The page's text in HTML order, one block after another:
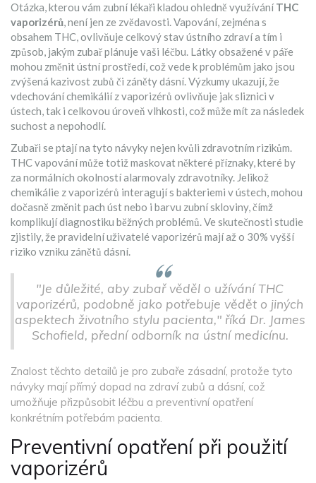
Otázka, kterou vám zubní lékaři kladou ohledně využíváníTHC
vaporizérů, není jen ze zvědavosti. Vapování, zejména s
obsahem THC, ovlivňuje celkový stav ústního zdraví a tím i
způsob, jakým zubař plánuje vaši léčbu. Látky obsažené v páře
mohou změnit ústní prostředí, což vede k problémům jako jsou
zvýšená kazivost zubů či záněty dásní. Výzkumy ukazují, že
vdechování chemikálií z vaporizérů ovlivňuje jak sliznici v
ústech, tak i celkovou úroveň vlhkosti, což může mít za následek
suchost a nepohodlí.
Zubaři se ptají na tyto návyky nejen kvůli zdravotním rizikům.
THC vapování může totiž maskovat některé příznaky, které by
za normálních okolností alarmovaly zdravotníky. Jelikož
chemikálie z vaporizérů interagují s bakteriemi v ústech, mohou
dočasně změnit pach úst nebo i barvu zubní skloviny, čímž
komplikují diagnostiku běžných problémů. Ve skutečnosti studie
zjistily, že pravidelní uživatelé vaporizérů mají až o 30% vyšší
riziko vzniku zánětů dásní.
"Je důležité, aby zubař věděl o užívání THC
vaporizérů, podobně jako potřebuje vědět o jiných
aspektech životního stylu pacienta," říká Dr. James
Schofield, přední odborník na ústní medicínu.
Znalost těchto detailů je pro zubaře zásadní, protože tyto
návyky mají přímý dopad na zdraví zubů a dásní, což
umožňuje přizpůsobit léčbu a preventivní opatření
konkrétním potřebám pacienta.
Preventivní opatření při použití
vaporizérů